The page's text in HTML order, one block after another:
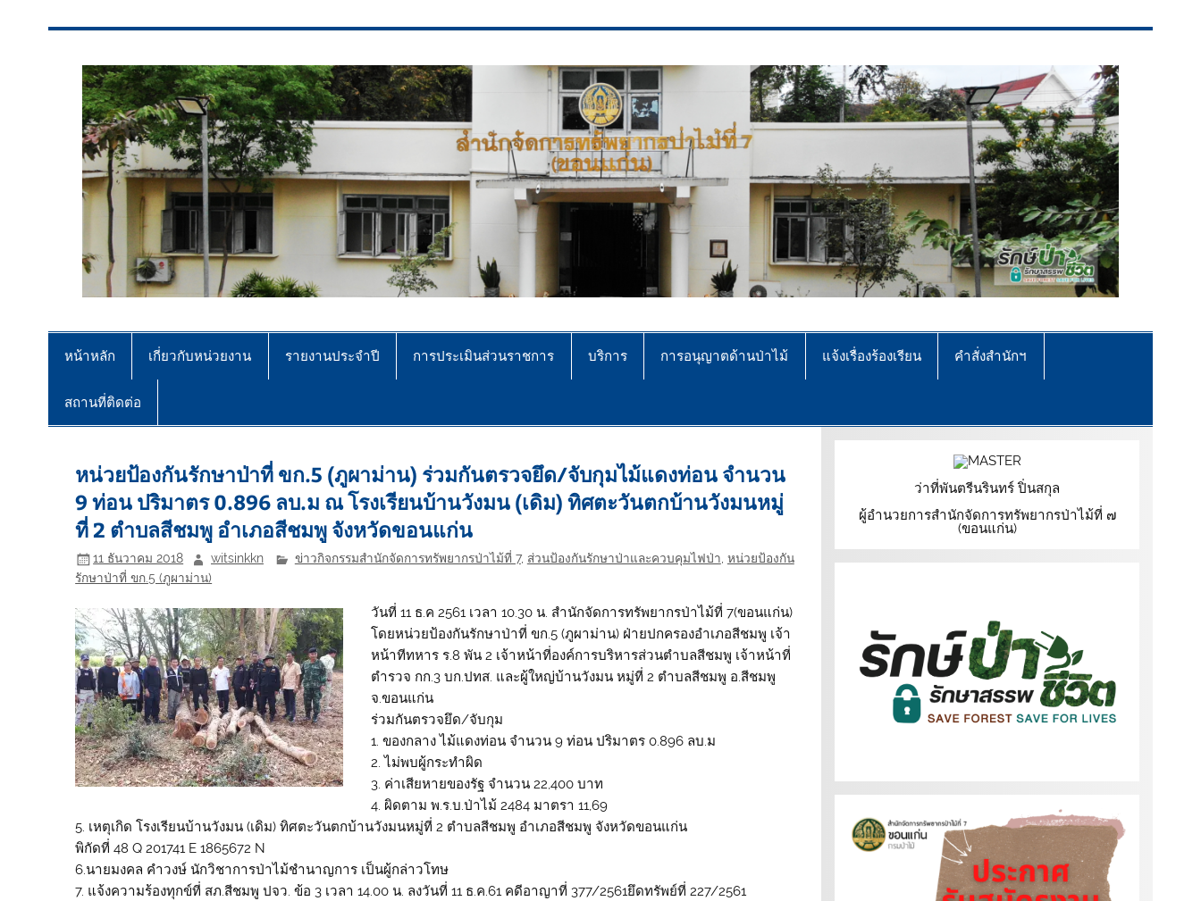
หน้าหลัก เกี่ยวกับหน่วยงาน รายงานประจำปี การประเมินส่วนราชการ บริการ การอนุญาตด้านป่าไม้ แจ้งเรื่องร้องเรียน คำสั่งสำนักฯ
สถานที่ติดต่อ
หน่วยป้องกันรักษาป่าที่ ขก.5 (ภูผาม่าน) ร่วมกันตรวจยึด/จับกุมไม้แดงท่อน จำนวน
9 ท่อน ปริมาตร 0.896 ลบ.ม ณ โรงเรียนบ้านวังมน (เดิม) ทิศตะวันตกบ้านวังมนหมู่
ที่ 2 ตำบลสีชมพู อำเภอสีชมพู จังหวัดขอนแก่น
11 ธันวาคม 2018 witsinkkn ข่าวกิจกรรมสำนักจัดการทรัพยากรป่าไม้ที่ 7, ส่วนป้องกันรักษาป่าและควบคุมไฟป่า หน่วยป้องกัน
รักษาป่าที่ ขก.5 (ภูผาม่าน)
วันที่ 11 ธ.ค 2561 เวลา 10.30 น. สำนักจัดการทรัพยากรป่าไม้ที่ 7(ขอนแก่น)
โดยหน่วยป้องกันรักษาป่าที่ ขก.5 (ภูผาม่าน) ฝ่ายปกครองอำเภอสีชมพู เจ้า
หน้าทีทหาร ร.8 พัน 2 เจ้าหน้าที่องค์การบริหารส่วนตำบลสีชมพู เจ้าหน้าที่
ตำรวจ กก.3 บก.ปทส. และผู้ใหญ่บ้านวังมน หมู่ที่ 2 ตำบลสีชมพู อ.สีชมพู
จ.ขอนแก่น
ร่วมกันตรวจยึด/จับกุม
1. ของกลาง ไม้แดงท่อน จำนวน 9 ท่อน ปริมาตร 0.896 ลบ.ม
2. ไม่พบผู้กระทำผิด
3. ค่าเสียหายของรัฐ จำนวน 22,400 บาท
4. ผิดตาม พ.ร.บ.ป่าไม้ 2484 มาตรา 11,69
5. เหตุเกิด โรงเรียนบ้านวังมน (เดิม) ทิศตะวันตกบ้านวังมนหมู่ที่ 2 ตำบลสีชมพู อำเภอสีชมพู จังหวัดขอนแก่น
พิกัดที่ 48 Q 201741 E 1865672 N
6.นายมงคล คำวงษ์ นักวิชาการป่าไม้ชำนาญการ เป็นผู้กล่าวโทษ
7. แจ้งความร้องทุกข์ที่ สภ.สีชมพู ปจว. ข้อ 3 เวลา 14.00 น. ลงวันที่ 11 ธ.ค.61 คดีอาญาที่ 377/2561ยึดทรัพย์ที่ 227/2561
ว่าที่พันตรีนรินทร์ ปิ่นสกุล
ผู้อำนวยการสำนักจัดการทรัพยากรป่าไม้ที่ ๗
(ขอนแก่น)